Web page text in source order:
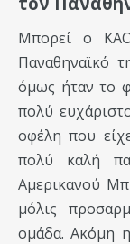
Μπορεί ο
Παναθηναϊκό
όμως ήταν το
πολύ
οφέλη που
πολύ καλή
Αμερικανού
μόλις
ομάδα. Ακόμη